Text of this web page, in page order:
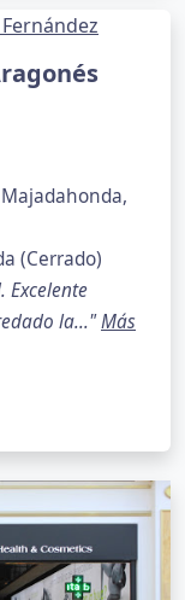
(Cerrado)
Excelente
la..."Más